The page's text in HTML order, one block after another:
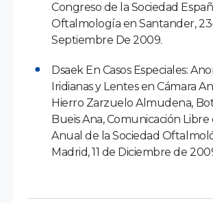
Congreso de la Sociedad
Oftalmología en Santander,
Septiembre De 2009.
Dsaek En Casos Especiales:
Iridianas y Lentes en Cámara
Hierro Zarzuelo Almudena,
Bueis Ana, Comunicación
Anual de la Sociedad
Madrid, 11 de Diciembre de